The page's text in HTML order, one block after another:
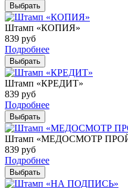
Выбрать
Штамп «КОПИЯ»
839 руб
Подробнее
Выбрать
Штамп «КРЕДИТ»
839 руб
Подробнее
Выбрать
Штамп «МЕДОСМОТР
839 руб
Подробнее
Выбрать